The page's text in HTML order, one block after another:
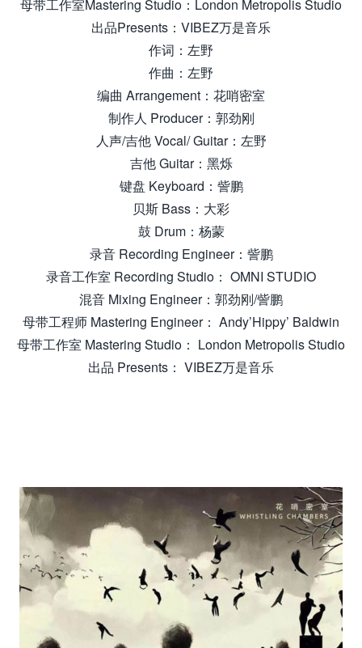
母带工作室Mastering Studio：London Metropolis Studio
出品Presents：VIBEZ万是音乐
作词：左野
作曲：左野
编曲 Arrangement：花哨密室
制作人 Producer：郭劲刚
人声/吉他 Vocal/ Guitar：左野
吉他 Guitar：黑烁
键盘 Keyboard：訾鹏
贝斯 Bass：大彩
鼓 Drum：杨蒙
录音 Recording Engineer：訾鹏
录音工作室 Recording Studio： OMNI STUDIO
混音 Mixing Engineer：郭劲刚/訾鹏
母带工程师 Mastering Engineer： Andy’Hippy’ Baldwin
母带工作室 Mastering Studio： London Metropolis Studio
出品 Presents： VIBEZ万是音乐